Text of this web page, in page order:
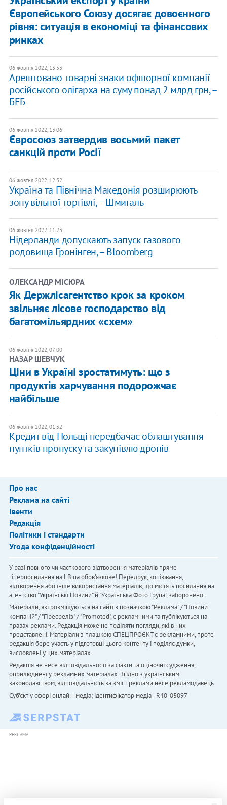
Європейського Союзу досягає довоєнного
рівня: ситуація в економіці та фінансових
ринках
06 жовтня 2022, 15:53
Арештовано товарні знаки офшорної компанії
російського олігарха на суму понад 2 млрд грн, –
БЕБ
06 жовтня 2022, 13:06
Євросоюз затвердив восьмий пакет
санкцій проти Росії
06 жовтня 2022, 12:32
Україна та Північна Македонія розширюють
зону вільної торгівлі, – Шмигаль
06 жовтня 2022, 11:23
Нідерланди допускають запуск газового
родовища Гронінген, – Bloomberg
ОЛЕКСАНДР МІСЮРА
Як Держлісагентство крок за кроком
звільняє лісове господарство від
багатомільярдних «схем»
06 жовтня 2022, 07:00
НАЗАР ШЕВЧУК
Ціни в Україні зростатимуть: що з
продуктів харчування подорожчає
найбільше
06 жовтня 2022, 01:32
Кредит від Польщі передбачає облаштування
пунтків пропуску та закупівлю дронів
Про нас
Реклама на сайті
Івенти
Редакція
Політики і стандарти
Угода конфіденційності
У разі повного чи часткового відтворення матеріалів пряме
гіперпосилання на LB.ua обов'язкове! Передрук, копіювання,
відтворення або інше використання матеріалів, що містять посилання на
агентство "Українськi Новини" й "Українська Фото Група", заборонено.
Матеріали, які розміщуються на сайті з позначкою "Реклама" / "Новини
компаній" / "Пресреліз" / "Promoted", є рекламними та публікуються на
правах реклами. Редакція може не поділяти погляди, які в них
представлені. Матеріали з плашкою СПЕЦПРОЄКТ є рекламними, проте
редакція бере участь у підготовці цього контенту і поділяє думки,
висловлені у цих матеріалах.
Редакція не несе відповідальності за факти та оціночні судження,
оприлюднені у рекламних матеріалах. Згідно з українським
законодавством, відповідальність за зміст реклами несе рекламодавець.
Cуб'єкт у сфері онлайн-медіа; ідентифікатор медіа - R40-05097
РЕКЛАМА